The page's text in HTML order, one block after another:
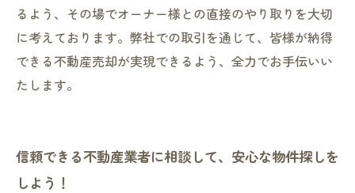
るよう、その場でオーナー様との直接のやり取りを大切
に考えております。弊社での取引を通じて、皆様が納得
できる不動産売却が実現できるよう、全力でお手伝いい
たします。
信頼できる不動産業者に相談して、安心な物件探しを
しよう！